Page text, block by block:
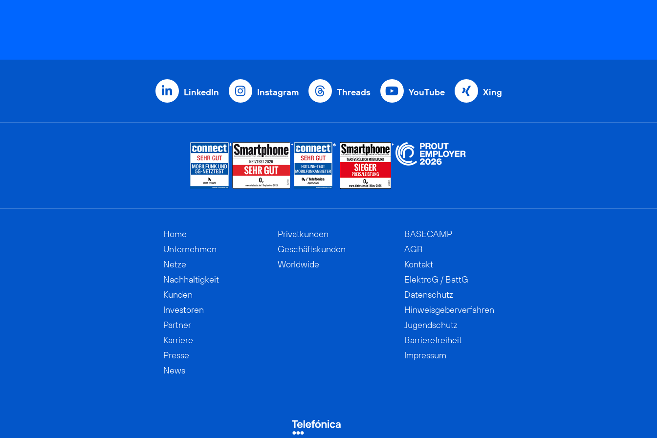
LinkedIn Instagram Threads YouTube Xing
Home
Unternehmen
Netze
Nachhaltigkeit
Kunden
Investoren
Partner
Karriere
Presse
News
Privatkunden
Geschäftskunden
Worldwide
BASECAMP
AGB
Kontakt
ElektroG / BattG
Datenschutz
Hinweisgeberverfahren
Jugendschutz
Barrierefreiheit
Impressum